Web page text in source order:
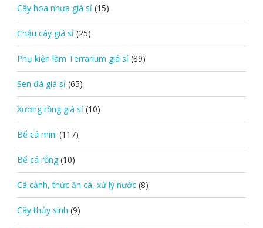
Cây hoa nhựa giá sỉ (15)
Chậu cây giá sỉ (25)
Phụ kiện làm Terrarium giá sỉ (89)
Sen đá giá sỉ (65)
Xương rồng giá sỉ (10)
Bể cá mini (117)
Bể cá rỗng (10)
Cá cảnh, thức ăn cá, xử lý nước (8)
Cây thủy sinh (9)